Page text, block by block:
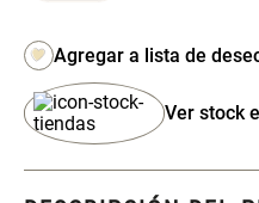
Ver stock
Inodoro con Puerta 65x28x171
cm
S/ 349.00
Set Sábanas Algodón satín 240